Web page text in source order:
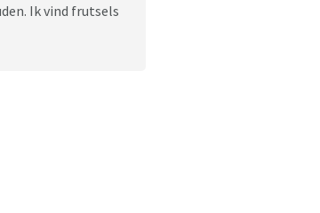
Ik vind frutsels